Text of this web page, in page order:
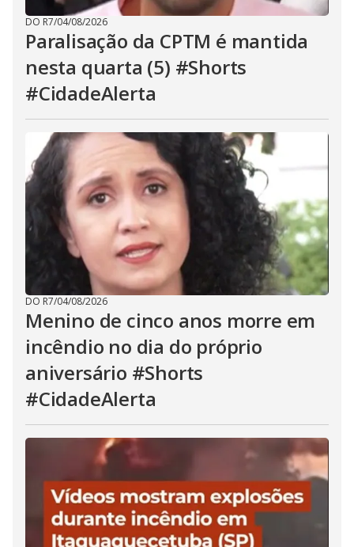
DO R7/04/08/2026
Paralisação da CPTM é mantida
nesta quarta (5) #Shorts
#CidadeAlerta
DO R7/04/08/2026
Menino de cinco anos morre em
incêndio no dia do próprio
aniversário #Shorts
#CidadeAlerta